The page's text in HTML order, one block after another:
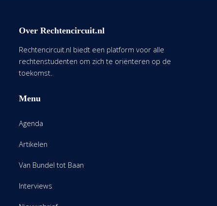
Over Rechtencircuit.nl
Rechtencircuit.nl biedt een platform voor alle
rechtenstudenten om zich te oriënteren op de
toekomst.
Menu
Agenda
Artikelen
Van Bundel tot Baan
Interviews